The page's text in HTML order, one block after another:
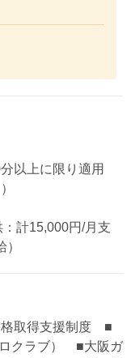
以上に限り適用
計15,000円/月支
取得支援制度 ■
クラブ） ■大阪ガ